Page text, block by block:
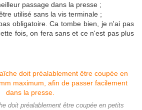
passage dans la presse ;
utilisé sans la vis terminale ;
obligatoire. Ca tombe bien, je n'ai pas
fois, on fera sans et ce n'est pas plus
doit préalablement être coupée en petits